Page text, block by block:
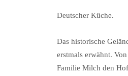
Deutscher Küche.
Das historische
erstmals erwähnt.
Familie Milch den